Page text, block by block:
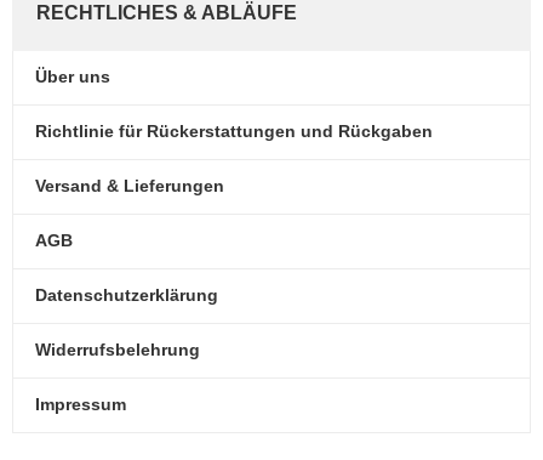
RECHTLICHES & ABLÄUFE
Über uns
Richtlinie für Rückerstattungen und Rückgaben
Versand & Lieferungen
AGB
Datenschutzerklärung
Widerrufsbelehrung
Impressum